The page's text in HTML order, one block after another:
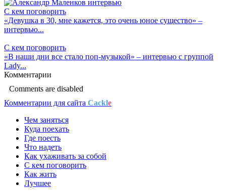
С кем поговорить
«Девушка в 30, мне кажется, это очень юное существо» –
интервью...
С кем поговорить
«В наши дни все стало поп-музыкой» – интервью с группой
Lady...
Комментарии
Comments are disabled
Комментарии для сайта Cackle
Чем заняться
Куда поехать
Где поесть
Что надеть
Как ухаживать за собой
С кем поговорить
Как жить
Лучшее